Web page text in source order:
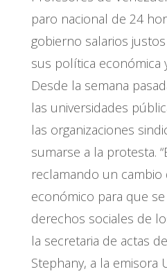
paro nacional de 24
gobierno salarios
sus política económica
Desde la semana
las universidades
las organizaciones
sumarse a la protesta.
reclamando un
económico para que
derechos sociales de
la secretaria de actas
Stephany, a la emisora